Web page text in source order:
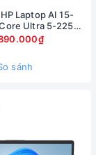
thẩm mỹ
ảnh hiện thị
Laptop AI 15-
Ultra 5-225U
512GB Màn hình
FullHD Touch
sánh